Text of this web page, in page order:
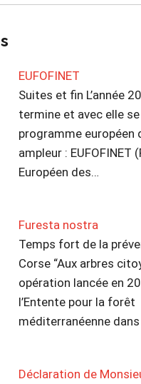
EUFOFINET
Suites et fin L’année
termine et avec elle
programme européen
ampleur : EUFOFINET
Européen des…
Furesta nostra
Temps fort de la
Corse “Aux arbres
opération lancée en
l’Entente pour la forêt
méditerranéenne
Déclaration de